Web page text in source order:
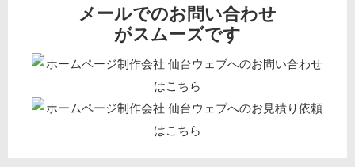
メールでのお問い合わせ
がスムーズです